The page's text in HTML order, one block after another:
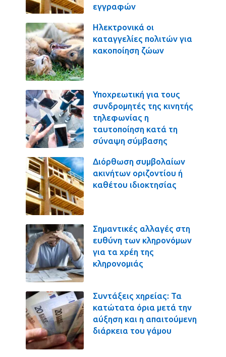
εγγραφών
Ηλεκτρονικά οι
καταγγελίες πολιτών για
κακοποίηση ζώων
Υποχρεωτική για τους
συνδρομητές της κινητής
τηλεφωνίας η
ταυτοποίηση κατά τη
σύναψη σύμβασης
Διόρθωση συμβολαίων
ακινήτων οριζοντίου ή
καθέτου ιδιοκτησίας
Σημαντικές αλλαγές στη
ευθύνη των κληρονόμων
για τα χρέη της
κληρονομιάς
Συντάξεις χηρείας: Τα
κατώτατα όρια μετά την
αύξηση και η απαιτούμενη
διάρκεια του γάμου